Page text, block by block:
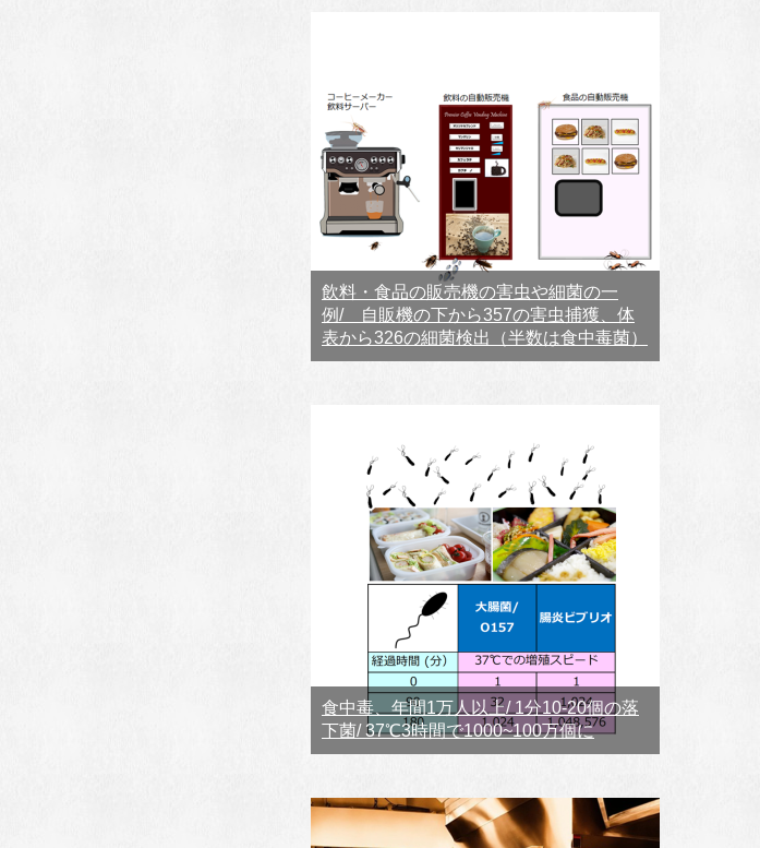
飲料・食品の販売機の害虫や細菌の一
例/ 自販機の下から357の害虫捕獲、体
表から326の細菌検出（半数は食中毒菌）
食中毒、年間1万人以上/ 1分10-20個の落
下菌/ 37℃3時間で1000~100万個に